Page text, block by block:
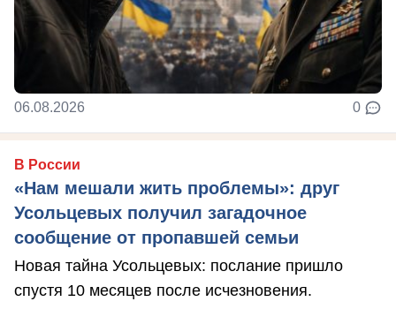
06.08.2026 0
В России
«Нам мешали жить проблемы»: друг
Усольцевых получил загадочное
сообщение от пропавшей семьи
Новая тайна Усольцевых: послание пришло
спустя 10 месяцев после исчезновения.